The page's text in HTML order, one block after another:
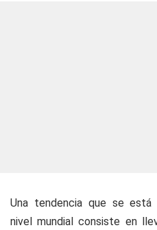
Una tendencia que se está
nivel mundial consiste en